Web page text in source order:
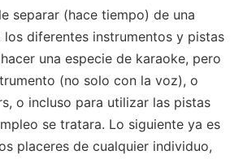
separar (hace tiempo) de una
diferentes instrumentos y pistas
una especie de karaoke, pero
(no solo con la voz), o
o incluso para utilizar las pistas
se tratara. Lo siguiente ya es
placeres de cualquier individuo,